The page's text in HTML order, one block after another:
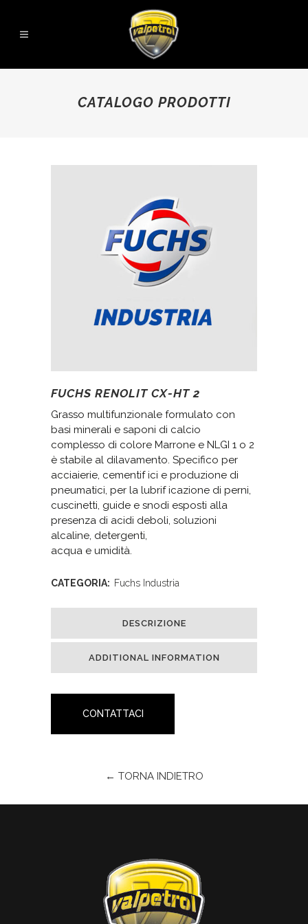
CATALOGO PRODOTTI
FUCHS RENOLIT CX-HT 2
Grasso multifunzionale formulato con
basi minerali e saponi di calcio
complesso di colore Marrone e NLGI 1 o 2
è stabile al dilavamento. Specifico per
acciaierie, cementif ici e produzione di
pneumatici, per la lubrif icazione di perni,
cuscinetti, guide e snodi esposti alla
presenza di acidi deboli, soluzioni
alcaline, detergenti,
acqua e umidità.
CATEGORIA: Fuchs Industria
DESCRIZIONE
ADDITIONAL INFORMATION
CONTATTACI
← TORNA INDIETRO